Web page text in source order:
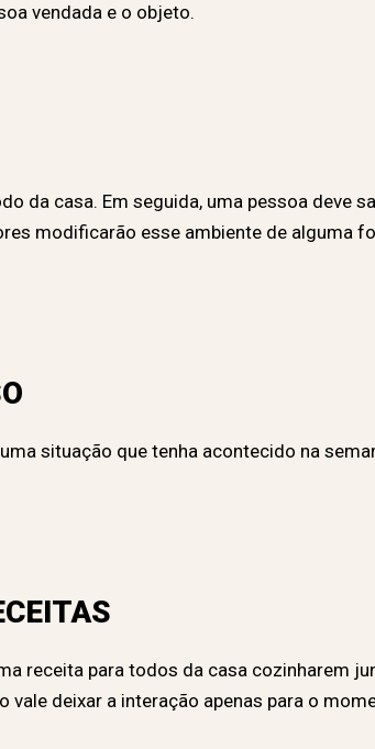
vendada e o objeto.
da casa. Em seguida, uma pessoa deve
modificarão esse ambiente de alguma
situação que tenha acontecido na
receita para todos da casa cozinharem
vale deixar a interação apenas para o